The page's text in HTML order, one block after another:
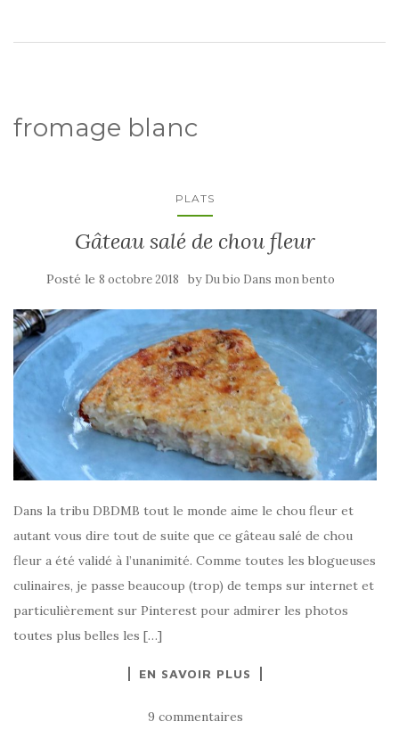
fromage blanc
PLATS
Gâteau salé de chou fleur
Posté le 8 octobre 2018 by Du bio Dans mon bento
Dans la tribu DBDMB tout le monde aime le chou fleur et
autant vous dire tout de suite que ce gâteau salé de chou
fleur a été validé à l’unanimité. Comme toutes les blogueuses
culinaires, je passe beaucoup (trop) de temps sur internet et
particulièrement sur Pinterest pour admirer les photos
toutes plus belles les […]
EN SAVOIR PLUS
9 commentaires